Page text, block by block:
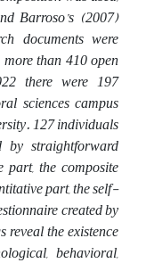
Barroso’s (2007)
documents were
than 410 open
there were 197
sciences campus
127 individuals
by straightforward
the composite
part, the self-
created by
reveal the existence
behavioral,